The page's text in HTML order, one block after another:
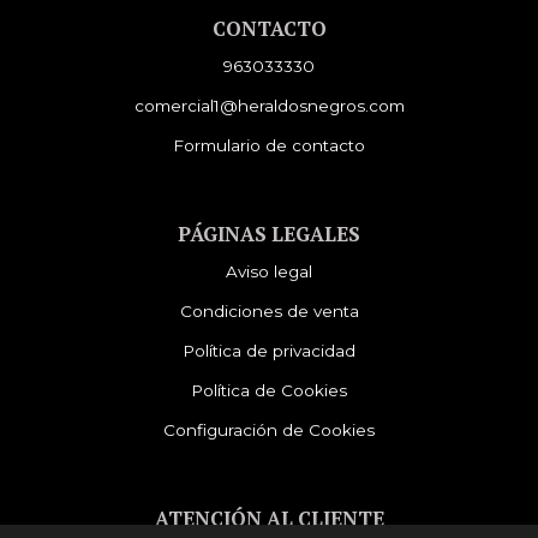
CONTACTO
963033330
comercial1@heraldosnegros.com
Formulario de contacto
PÁGINAS LEGALES
Aviso legal
Condiciones de venta
Política de privacidad
Política de Cookies
Configuración de Cookies
ATENCIÓN AL CLIENTE